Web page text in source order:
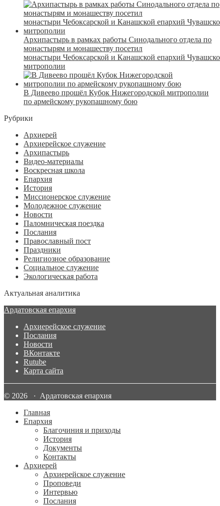
Архипастырь в рамках работы Синодального отдела по
монастырям и монашеству посетил
монастыри Чебоксарской и Канашской епархий
митрополии
В Дивеево прошёл Кубок Нижегородской митрополии
по армейскому рукопашному бою
Рубрики
Архиерей
Архиерейское служение
Архипастырь
Видео-материалы
Воскресная школа
Епархия
История
Миссионерское служение
Молодежное служение
Новости
Паломническая поездка
Послания
Православный пост
Праздники
Религиозное образование
Социальное служение
Экологическая работа
Актуальная аналитика
Ардатовская епархия
Архиерейское служение
Послания
Новости
ВКонтакте
Rutube
Карта сайта
© 2026 · Ардатовская епархия
Главная
Епархия
Благочиния и приходы
История
Документы
Контакты
Архиерей
Архиерейское служение
Проповеди
Интервью
Послания